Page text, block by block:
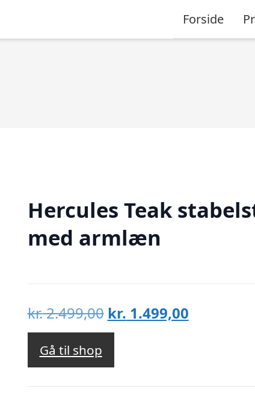
Forside
Hercules Teak
med armlæn
kr.2.499,00 Den
oprindelige
var:
kr. 2.499,00.
kr. 1.499,00Den
kr.
Gå til shop